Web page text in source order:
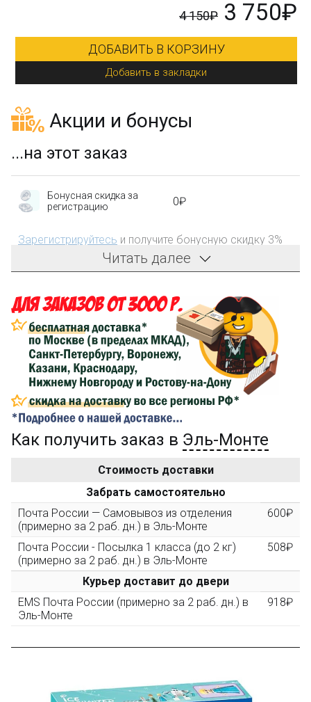
4 150₽ 3 750₽
ДОБАВИТЬ В КОРЗИНУ
Добавить в закладки
Акции и бонусы
...на этот заказ
Бонусная скидка за
регистрацию
0₽
Зарегистрируйтесь и получите бонусную скидку 3%
на первый заказ!
затрат на доставку
Сделайте заказ на сумму не менее 3 000₽, оплатите
его на карту Сбербанка и получите 150₽ на
компенсацию доставки.
...на следующий заказ
Золотая скидка
персональная
10%
3000 рублей, Вы получите постоянную скидку на все
повторные заказы - 10%
Скидка за обзор
(фото сборки) до 10%
Пришлите фото поэтапной сборки купленного
конструктора и получите дополнительную скидку
10% при покупке следующего набора (не дороже 10
Читать далее
Как получить заказ в Эль-Монте
Стоимость доставки
Забрать самостоятельно
Почта России — Самовывоз из отделения
(примерно за 2 раб. дн.) в Эль-Монте
600₽
Почта России - Посылка 1 класса (до 2 кг)
(примерно за 2 раб. дн.) в Эль-Монте
508₽
Курьер доставит до двери
EMS Почта России (примерно за 2 раб. дн.) в
Эль-Монте
918₽